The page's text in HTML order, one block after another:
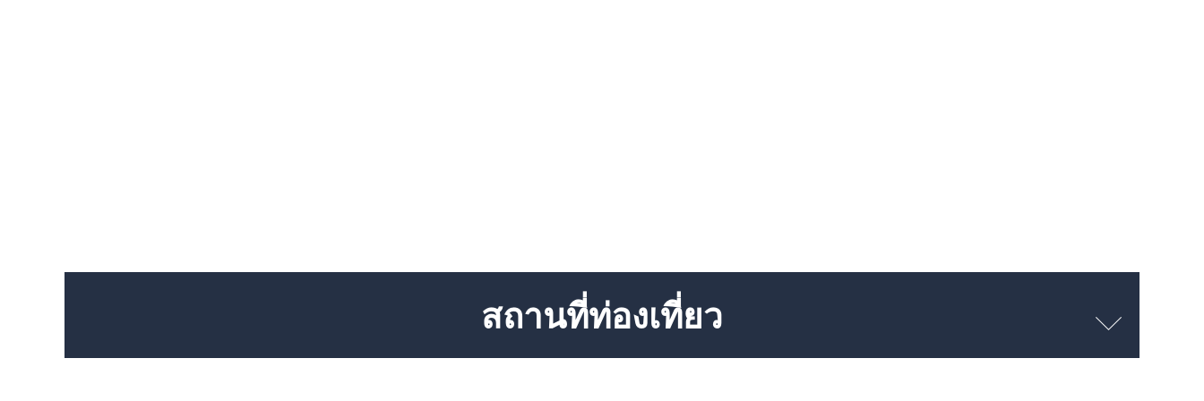
สถานที่ท่องเที่ยว